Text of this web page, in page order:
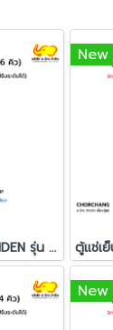
ตู้แช่เย็น 1 ประตู SANDEN รุ่น SPD-0400P
New
New